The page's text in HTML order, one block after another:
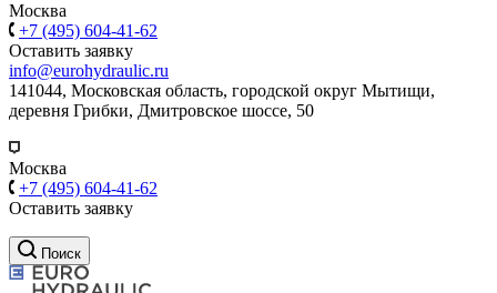
Москва
+7 (495) 604-41-62
Оставить заявку
info@eurohydraulic.ru
141044, Московская область, городской округ Мытищи,
деревня Грибки, Дмитровское шоссе, 50
Москва
+7 (495) 604-41-62
Оставить заявку
Поиск